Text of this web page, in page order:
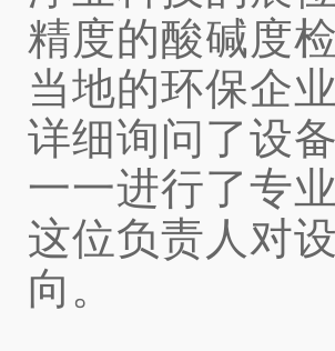
精度的酸碱度
当地的环保企
详细询问了设
一一进行了专
这位负责人对
向。